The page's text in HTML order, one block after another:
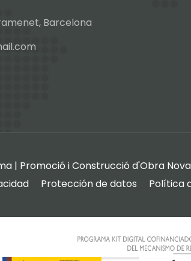
Barcelona
| Promoció i Construcció d'Obra
Protección de datos Política